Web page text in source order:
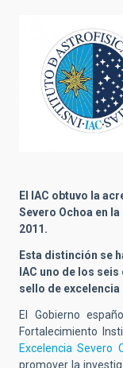
El IAC obtuvo la
Severo Ochoa en
2011.
Esta distinción se
IAC uno de los
sello de
El Gobierno
Fortalecimiento
Excelencia Severo
promover la